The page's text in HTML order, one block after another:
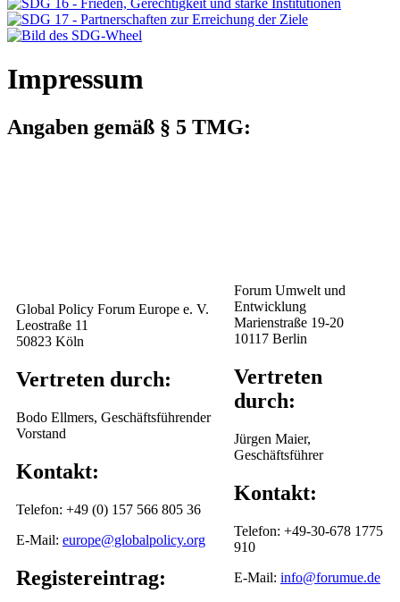
Impressum
Angaben gemäß § 5 TMG:
Global Policy Forum Europe e. V.
Leostraße 11
50823 Köln
Vertreten durch:
Bodo Ellmers, Geschäftsführender
Vorstand
Kontakt:
Telefon: +49 (0) 157 566 805 36
E-Mail: europe@globalpolicy.org
Registereintrag:
Forum Umwelt und
Entwicklung
Marienstraße 19-20
10117 Berlin
Vertreten
durch:
Jürgen Maier,
Geschäftsführer
Kontakt:
Telefon: +49-30-678 1775
910
E-Mail: info@forumue.de